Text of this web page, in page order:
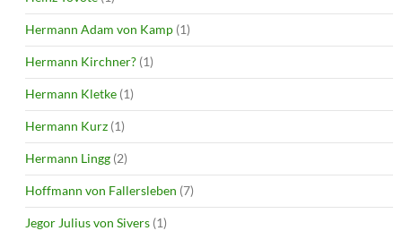
Hermann Adam von Kamp (1)
Hermann Kirchner? (1)
Hermann Kletke (1)
Hermann Kurz (1)
Hermann Lingg (2)
Hoffmann von Fallersleben (7)
Jegor Julius von Sivers (1)